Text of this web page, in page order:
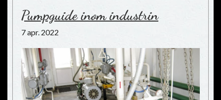
Pumpguide inom industrin
7 apr. 2022